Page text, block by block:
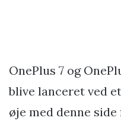
OnePlus 7 og
blive lanceret ved
øje med denne